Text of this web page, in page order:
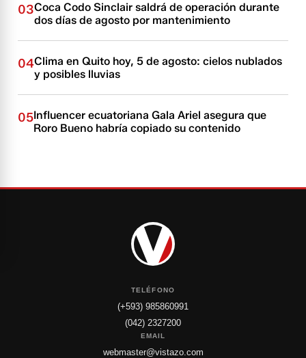
03Coca Codo Sinclair saldrá de operación durante
dos días de agosto por mantenimiento
04Clima en Quito hoy, 5 de agosto: cielos nublados
y posibles lluvias
05Influencer ecuatoriana Gala Ariel asegura que
Roro Bueno habría copiado su contenido
TELÉFONO
(+593) 985860991
(042) 2327200
EMAIL
webmaster@vistazo.com